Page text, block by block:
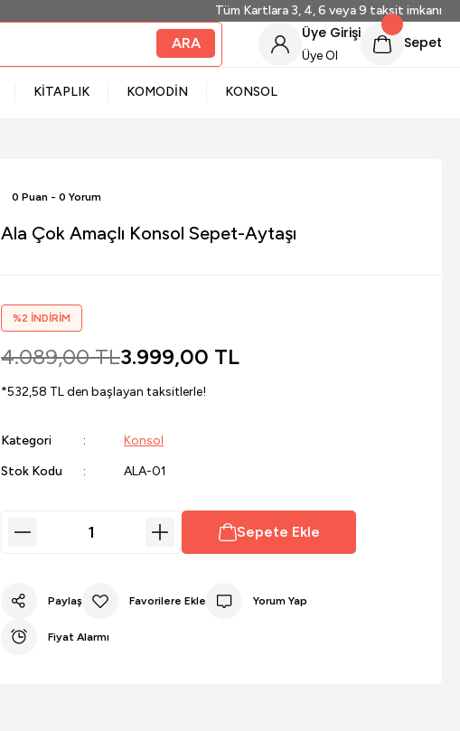
Tüm Kartlara 3, 4, 6 veya 9 taksit imkanı
ARA
Üye Girişi
Üye Ol
Sepet
KİTAPLIK KOMODİN KONSOL
0 Puan - 0 Yorum
Ala Çok Amaçlı Konsol Sepet-Aytaşı
%2 İNDİRİM
4.089,00 TL3.999,00 TL
*532,58 TL den başlayan taksitlerle!
Kategori
Konsol
Stok Kodu
ALA-01
Sepete Ekle
Paylaş Yorum Yap
Fiyat Alarmı